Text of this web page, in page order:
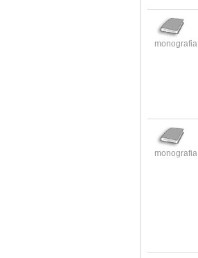
monografia
monografia